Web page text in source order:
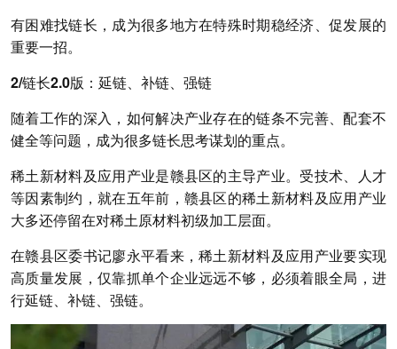
有困难找链长，成为很多地方在特殊时期稳经济、促发展的
重要一招。
2/链长2.0版：延链、补链、强链
随着工作的深入，如何解决产业存在的链条不完善、配套不
健全等问题，成为很多链长思考谋划的重点。
稀土新材料及应用产业是赣县区的主导产业。受技术、人才
等因素制约，就在五年前，赣县区的稀土新材料及应用产业
大多还停留在对稀土原材料初级加工层面。
在赣县区委书记廖永平看来，稀土新材料及应用产业要实现
高质量发展，仅靠抓单个企业远远不够，必须着眼全局，进
行延链、补链、强链。